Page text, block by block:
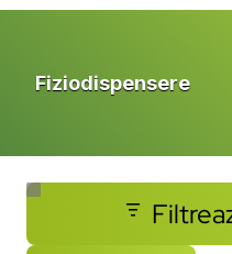
Fiziodispensere